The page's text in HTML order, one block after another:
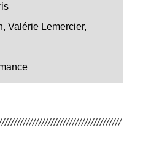
Valérie Lemercier,